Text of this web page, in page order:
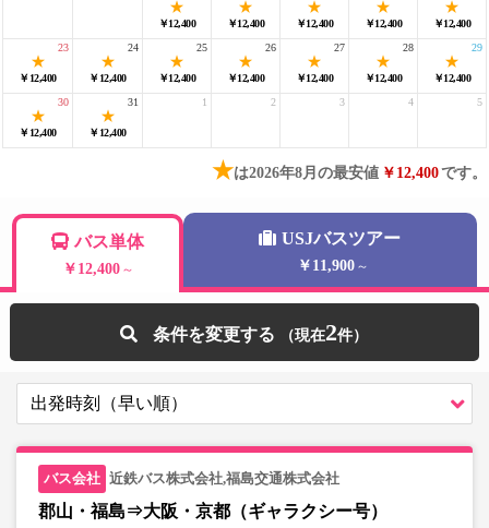
￥12,400 ￥12,400 ￥12,400 ￥12,400 ￥12,400
￥12,400
23
￥12,400
24
￥12,400
25
￥12,400
26
￥12,400
27
￥12,400
28
￥12,400
29
￥12,400
30
￥12,400
31 1 2 3 4 5
★は2026年8月の最安値 ￥12,400です。
バス単体
￥12,400 ～
USJバスツアー
￥11,900 ～
条件を変更する 2
近鉄バス株式会社,福島交通株式会社
郡山・福島⇒大阪・京都（ギャラクシー号）